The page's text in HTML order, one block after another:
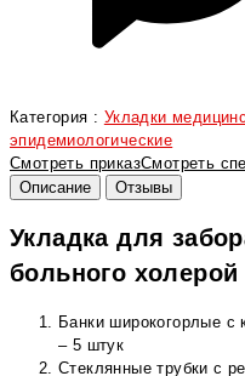
Категория : Укладки
эпидемиологические
Смотреть приказСмотреть
Описание
Отзывы
Укладка для
больного холерой
Банки широкогорлые
– 5 штук
Стеклянные трубки с